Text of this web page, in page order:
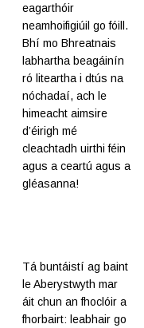
eagarthóir
neamhoifigiúil go fóill.
Bhí mo Bhreatnais
labhartha beagáinín
ró liteartha i dtús na
nóchadaí, ach le
himeacht aimsire
d’éirigh mé
cleachtadh uirthi féin
agus a ceartú agus a
gléasanna!
Tá buntáistí ag baint
le Aberystwyth mar
áit chun an fhoclóir a
fhorbairt: leabhair go